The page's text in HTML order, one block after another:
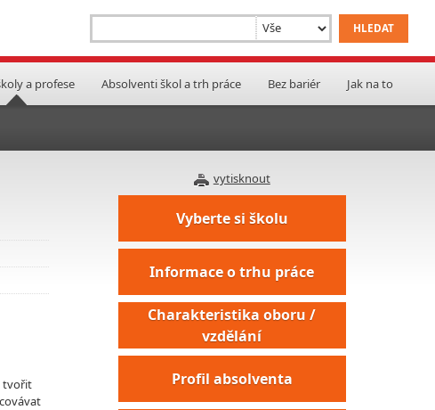
a profese Absolventi škol a trh práce Bez bariér Jak na to
vytisknout
tvořit
Vyberte si školu
Informace o trhu práce
Charakteristika oboru /
vzdělání
Profil absolventa